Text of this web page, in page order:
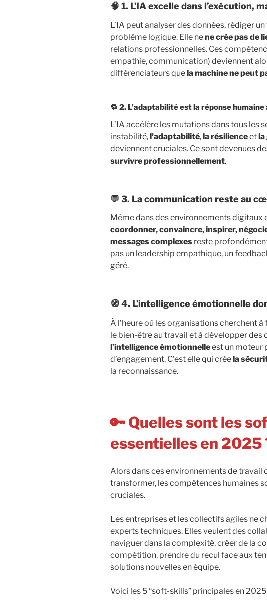
🧠 1. L’IA excelle dans l’exécution,
L’IA peut analyser des données, rédiger
problème logique. Elle nene crée pas de
relations professionnelles. Ces
empathie, communication) deviennent
différenciateurs quela machine ne peut
🔁 2. L’adaptabilité est la réponse
L’IA accélère les mutations dans tous les
instabilité,l’adaptabilité,la résilienceetla
deviennent cruciales. Ce sont devenues
survivre professionnellement.
💬 3. La communication reste au
Même dans des environnements digitaux
coordonner, convaincre, inspirer,
messages complexes reste
pas un leadership empathique, un
géré.
🧭 4. L’intelligence émotionnelle
À l’heure où les organisations cherchent
le bien-être au travail et à développer des
l’intelligence émotionnelleest un moteur
d’engagement. C’est elle qui créela
la reconnaissance.
🔑 Quelles sont les
essentielles en 2025
Alors dans ces environnements de travail
transformer, les compétences humaines
cruciales.
Les entreprises et les collectifs agiles ne
experts techniques. Elles veulent des
naviguer dans la complexité, créer de la
compétition, prendre du recul face aux
solutions nouvelles en équipe.
Voici les 5 “soft-skills” principales en 2025